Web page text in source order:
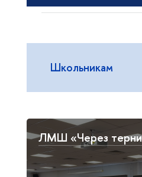
Школьникам
ЛМШ «Через